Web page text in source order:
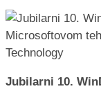
Jubilarni 10.